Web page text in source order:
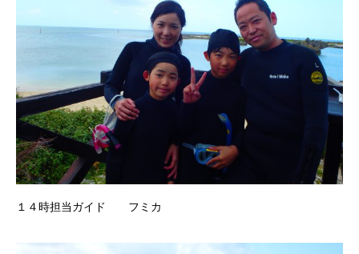
１４時担当ガイド フミカ